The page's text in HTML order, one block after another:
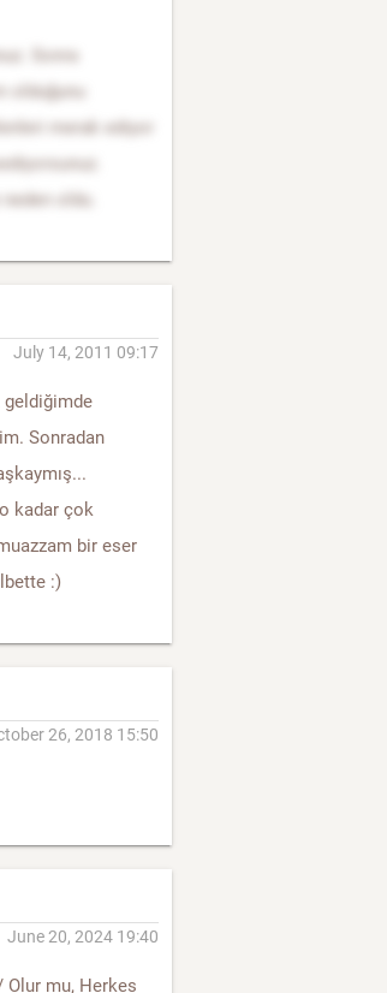
Sonra
olduğunu
merak ediyor
oldu.
July 14, 2011 09:17
geldiğimde
Sonradan
kadar çok
bir eser
:)
26, 2018 15:50
June 20, 2024 19:40
Olur mu, Herkes